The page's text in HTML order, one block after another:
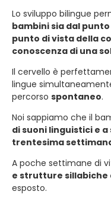
Lo sviluppo bilingue
bambini sia dal
punto di vista della
conoscenza di una
Il cervello è
lingue
percorso spontaneo.
Noi sappiamo che il
di suoni linguistici e
trentesima
A poche settimane di
e strutture sillabiche
esposto.